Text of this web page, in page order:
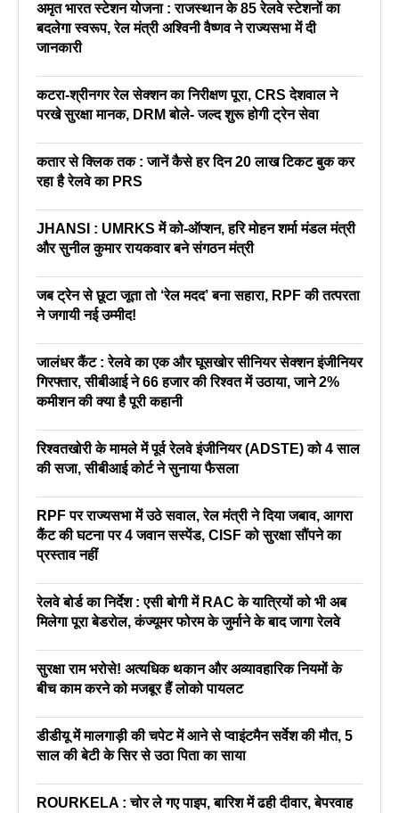
अमृत भारत स्टेशन योजना : राजस्थान के 85 रेलवे स्टेशनों का
बदलेगा स्वरूप, रेल मंत्री अश्विनी वैष्णव ने राज्यसभा में दी
जानकारी
कटरा-श्रीनगर रेल सेक्शन का निरीक्षण पूरा, CRS देशवाल ने
परखे सुरक्षा मानक, DRM बोले- जल्द शुरू होगी ट्रेन सेवा
कतार से क्लिक तक : जानें कैसे हर दिन 20 लाख टिकट बुक कर
रहा है रेलवे का PRS
JHANSI : UMRKS में को-ऑप्शन, हरि मोहन शर्मा मंडल मंत्री
और सुनील कुमार रायकवार बने संगठन मंत्री
जब ट्रेन से छूटा जूता तो ‘रेल मदद’ बना सहारा, RPF की तत्परता
ने जगायी नई उम्मीद!
जालंधर कैंट : रेलवे का एक और घूसखोर सीनियर सेक्शन इंजीनियर
गिरफ्तार, सीबीआई ने 66 हजार की रिश्वत में उठाया, जाने 2%
कमीशन की क्या है पूरी कहानी
रिश्वतखोरी के मामले में पूर्व रेलवे इंजीनियर (ADSTE) को 4 साल
की सजा, सीबीआई कोर्ट ने सुनाया फैसला
RPF पर राज्यसभा में उठे सवाल, रेल मंत्री ने दिया जबाव, आगरा
कैंट की घटना पर 4 जवान सस्पेंड, CISF को सुरक्षा सौंपने का
प्रस्ताव नहीं
रेलवे बोर्ड का निर्देश : एसी बोगी में RAC के यात्रियों को भी अब
मिलेगा पूरा बेडरोल, कंज्यूमर फोरम के जुर्माने के बाद जागा रेलवे
सुरक्षा राम भरोसे! अत्यधिक थकान और अव्यावहारिक नियमों के
बीच काम करने को मजबूर हैं लोको पायलट
डीडीयू में मालगाड़ी की चपेट में आने से प्वाइंटमैन सर्वेश की मौत, 5
साल की बेटी के सिर से उठा पिता का साया
ROURKELA : चोर ले गए पाइप, बारिश में ढही दीवार, बेपरवाह